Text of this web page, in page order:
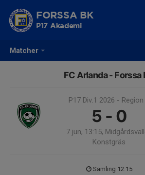
Matcher
FORSSA BK
P17 Akademi
FC Arlanda - Forssa
P17 Div.1 2026 -
5 - 0
7 jun, 13:15,
Konstgräs
Samling 12:15